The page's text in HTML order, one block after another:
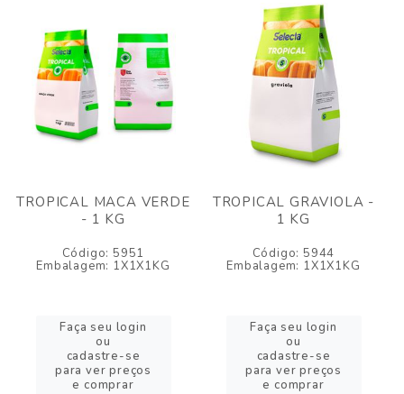
TROPICAL MACA VERDE
- 1 KG
Código: 5951
Embalagem: 1X1X1KG
Faça seu login
ou
cadastre-se
para ver preços
e comprar
TROPICAL GRAVIOLA -
1 KG
Código: 5944
Embalagem: 1X1X1KG
Faça seu login
ou
cadastre-se
para ver preços
e comprar